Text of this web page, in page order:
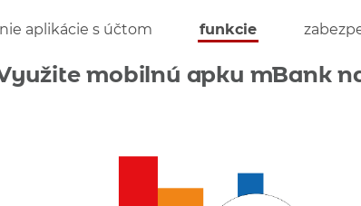
aplikácie s účtom funkcie
mobilnú apku mBank